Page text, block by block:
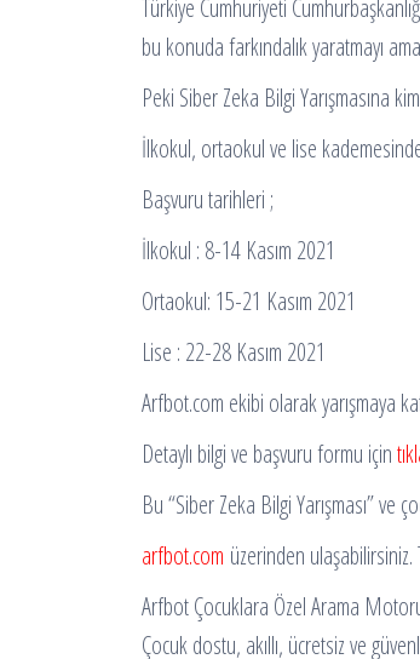
Türkiye Cumhuriyeti
bu konuda farkındalık yaratmayı
Peki Siber Zeka Bilgi Yarışmasına
İlkokul, ortaokul ve lise
Başvuru tarihleri ;
İlkokul : 8-14 Kasım 2021
Ortaokul: 15-21 Kasım 2021
Lise : 22-28 Kasım 2021
Arfbot.com ekibi olarak yarışmaya
Detaylı bilgi ve başvuru formu için
Bu “Siber Zeka Bilgi Yarışması”
arfbot.com üzerinden
Arfbot Çocuklara Özel Arama
Çocuk dostu, akıllı, ücretsiz ve